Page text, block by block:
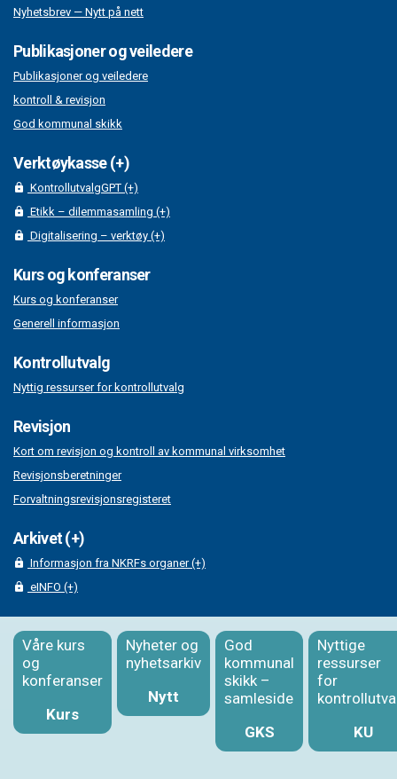
Nyhetsbrev — Nytt på nett
Publikasjoner og veiledere
Publikasjoner og veiledere
kontroll & revisjon
God kommunal skikk
Verktøykasse (+)
KontrollutvalgGPT (+)
Etikk – dilemmasamling (+)
Digitalisering – verktøy (+)
Kurs og konferanser
Kurs og konferanser
Generell informasjon
Kontrollutvalg
Nyttig ressurser for kontrollutvalg
Revisjon
Kort om revisjon og kontroll av kommunal virksomhet
Revisjonsberetninger
Forvaltningsrevisjonsregisteret
Arkivet (+)
Informasjon fra NKRFs organer (+)
eINFO (+)
Våre kurs
og
konferanser
Kurs
Nyheter og
nyhetsarkiv
Nytt
God
kommunal
skikk –
samleside
GKS
Nyttige
ressurser
for
KU